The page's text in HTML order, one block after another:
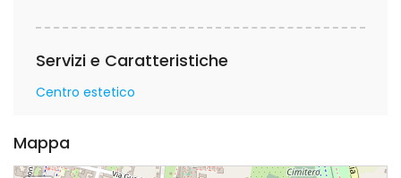
Servizi e Caratteristiche
Centro estetico
Mappa